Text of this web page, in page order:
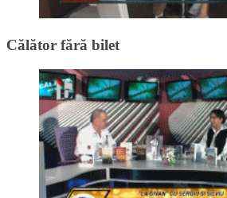
Călător fără bilet